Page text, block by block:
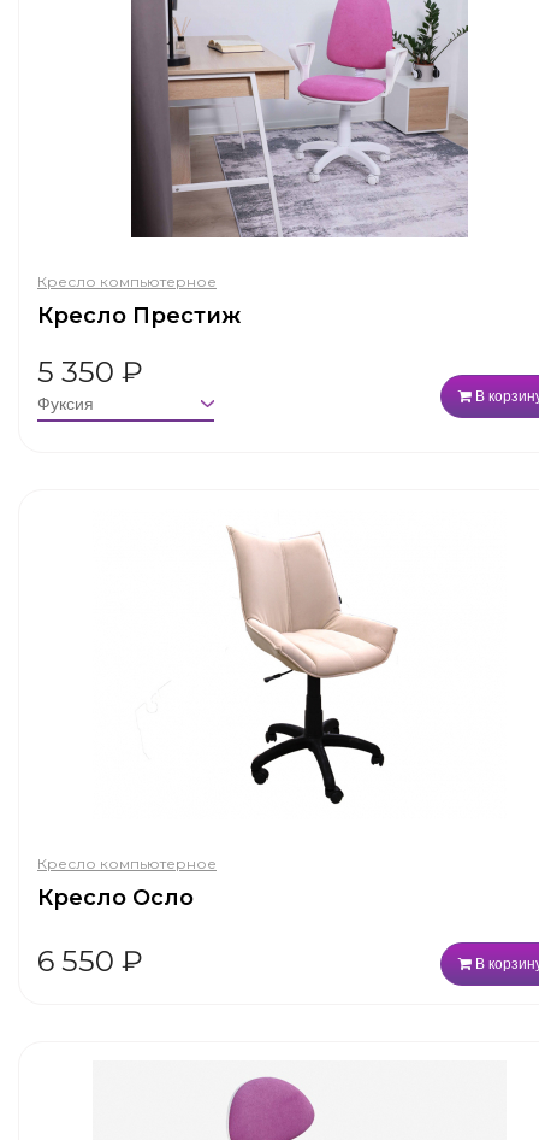
Кресло компьютерное
Кресло Престиж
5 350 ₽
В
Кресло компьютерное
Кресло Осло
6 550 ₽ В